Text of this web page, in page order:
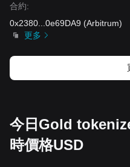
合約:
0x2380
0e69DA9 (Arbitrum)
更多
今日Gold
時價格USD